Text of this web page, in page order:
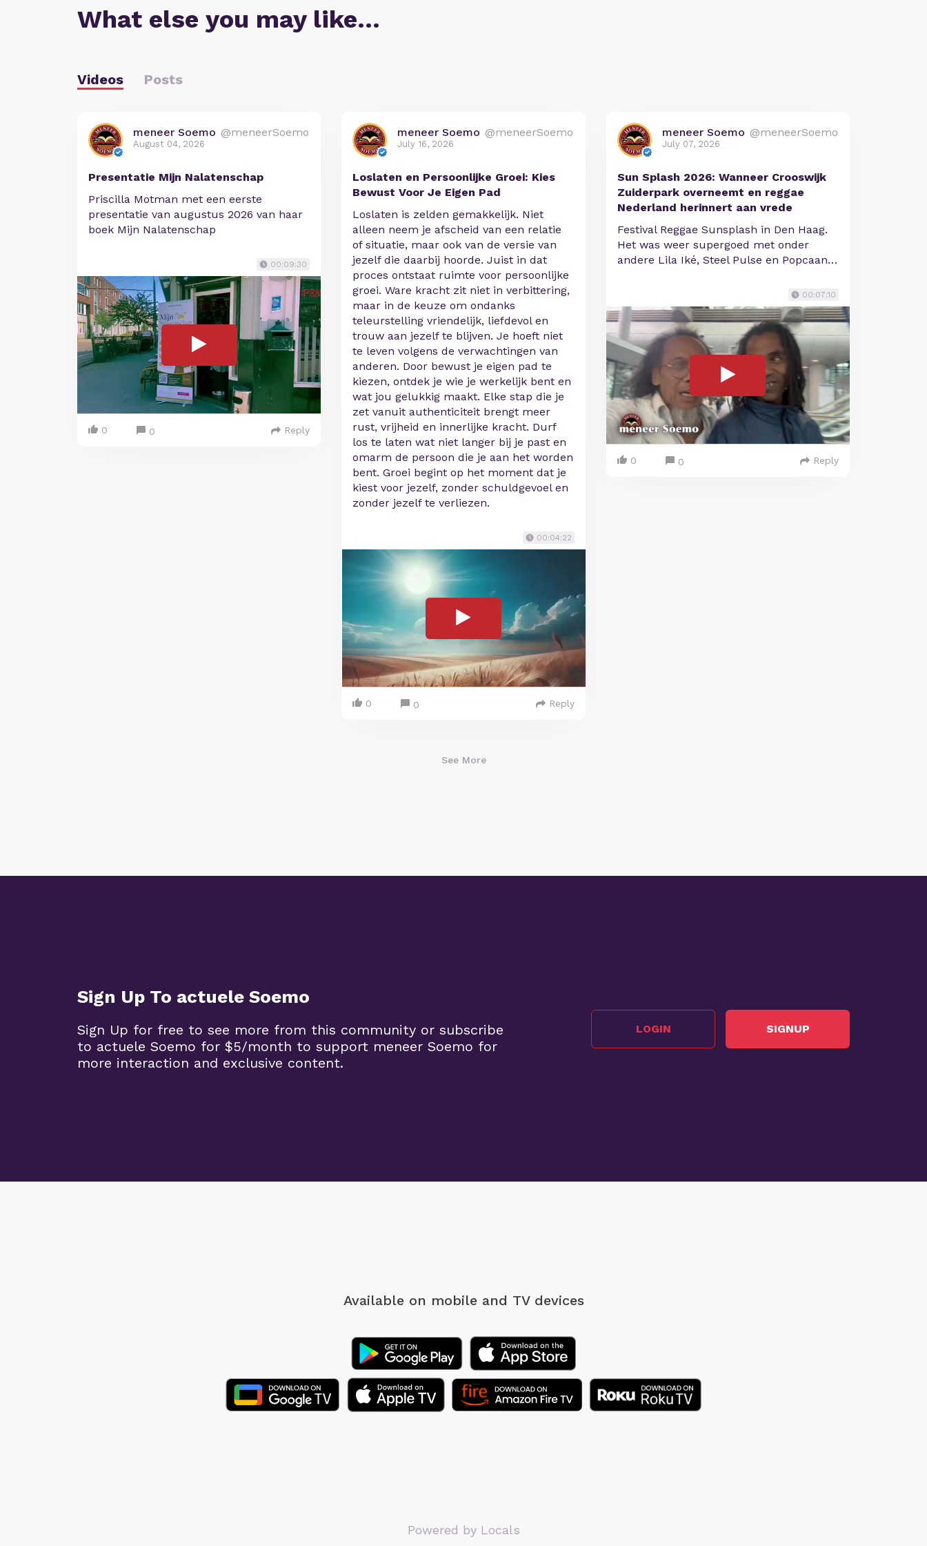
What else you may like…
Videos Posts
meneer Soemo @meneerSoemo
August 04, 2026
Presentatie Mijn Nalatenschap
Priscilla Motman met een eerste
presentatie van augustus 2026 van haar
boek Mijn Nalatenschap
00:09:30
0 0 Reply
meneer Soemo @meneerSoemo
July 16, 2026
Loslaten en Persoonlijke Groei: Kies
Bewust Voor Je Eigen Pad
Loslaten is zelden gemakkelijk. Niet
alleen neem je afscheid van een relatie
of situatie, maar ook van de versie van
jezelf die daarbij hoorde. Juist in dat
proces ontstaat ruimte voor persoonlijke
groei. Ware kracht zit niet in verbittering,
maar in de keuze om ondanks
teleurstelling vriendelijk, liefdevol en
trouw aan jezelf te blijven. Je hoeft niet
te leven volgens de verwachtingen van
anderen. Door bewust je eigen pad te
kiezen, ontdek je wie je werkelijk bent en
wat jou gelukkig maakt. Elke stap die je
zet vanuit authenticiteit brengt meer
rust, vrijheid en innerlijke kracht. Durf
los te laten wat niet langer bij je past en
omarm de persoon die je aan het worden
bent. Groei begint op het moment dat je
kiest voor jezelf, zonder schuldgevoel en
zonder jezelf te verliezen.
00:04:22
0 0 Reply
meneer Soemo @meneerSoemo
July 07, 2026
Sun Splash 2026: Wanneer Crooswijk
Zuiderpark overneemt en reggae
Nederland herinnert aan vrede
Festival Reggae Sunsplash in Den Haag.
Het was weer supergoed met onder
andere Lila Iké, Steel Pulse en Popcaan…
00:07:10
0 0 Reply
See More
Sign Up To actuele Soemo
Sign Up for free to see more from this community or subscribe
to actuele Soemo for $5/month to support meneer Soemo for
more interaction and exclusive content.
LOGIN SIGNUP
Available on mobile and TV devices
Powered by Locals